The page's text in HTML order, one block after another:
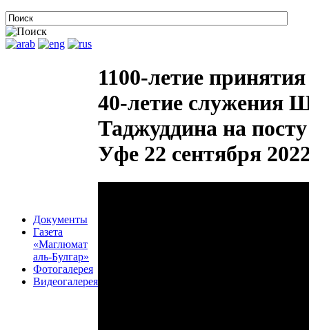
Документы
Газета
«Маглюмат
аль-Булгар»
Фотогалерея
Видеогалерея
1100-летие
40-летие служения
Таджуддина на
Уфе 22 сентября